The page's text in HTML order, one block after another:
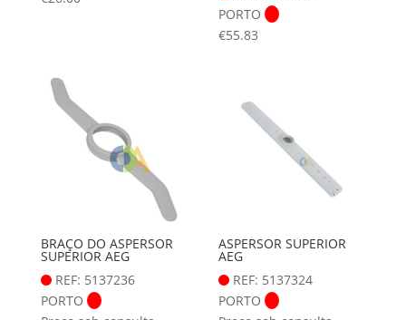
PORTO
€55.83
BRAÇO DO ASPERSOR
SUPERIOR AEG
REF: 5137236
PORTO
ASPERSOR SUPERIOR
AEG
REF: 5137324
PORTO